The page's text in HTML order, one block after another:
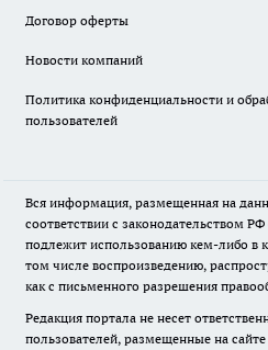
Договор оферты
Новости компаний
Политика конфиденциальности и
пользователей
Вся информация, размещенная на
соответствии с законодательством
подлежит использованию кем-либо в
том числе воспроизведению,
как с письменного разрешения
Редакция портала не несет
пользователей, размещенные на сайте